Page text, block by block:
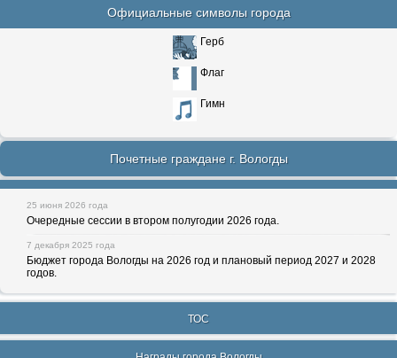
Официальные символы города
Герб
Флаг
Гимн
Почетные граждане г. Вологды
25 июня 2026 года
Очередные сессии в втором полугодии 2026 года.
7 декабря 2025 года
Бюджет города Вологды на 2026 год и плановый период 2027 и 2028
годов.
ТОС